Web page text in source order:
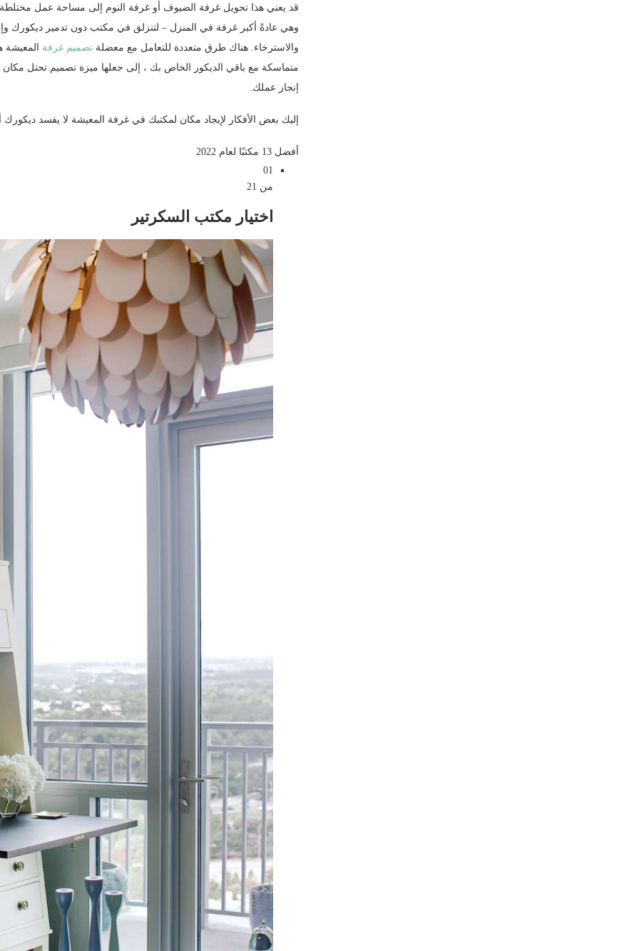
إخفاء المكتب المنزلي في مكان عادي
تكبير
قد يعني هذا تحويل غرفة الضيوف أو غرفة النوم إلى مساحة عمل
وهي عادةً أكبر غرفة في المنزل – لتنزلق في مكتب دون تدمير ديكورك
والاسترخاء. هناك طرق متعددة للتعامل مع معضلةتصميم غرفة
متماسكة مع باقي الديكور الخاص بك ، إلى جعلها ميزة تصميم تحتل
إنجاز عملك.
إليك بعض الأفكار لإيجاد مكان لمكتبك في غرفة المعيشة لا يفسد ديكورك
أفضل 13 مكتبًا لعام 2022
01
من 21
اختيار مكتب السكرتير